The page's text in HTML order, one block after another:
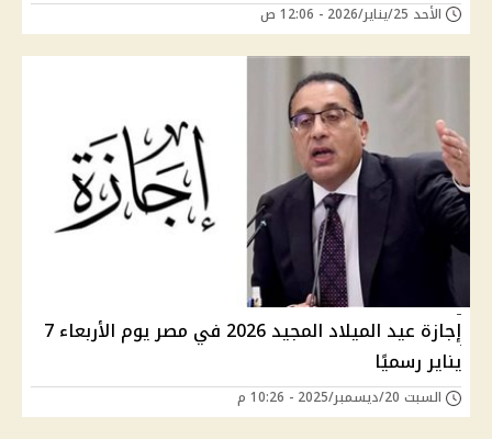
الأحد 25/يناير/2026 - 12:06 ص
إجازة عيد الميلاد المجيد 2026 في مصر يوم الأربعاء 7
يناير رسميًا
السبت 20/ديسمبر/2025 - 10:26 م